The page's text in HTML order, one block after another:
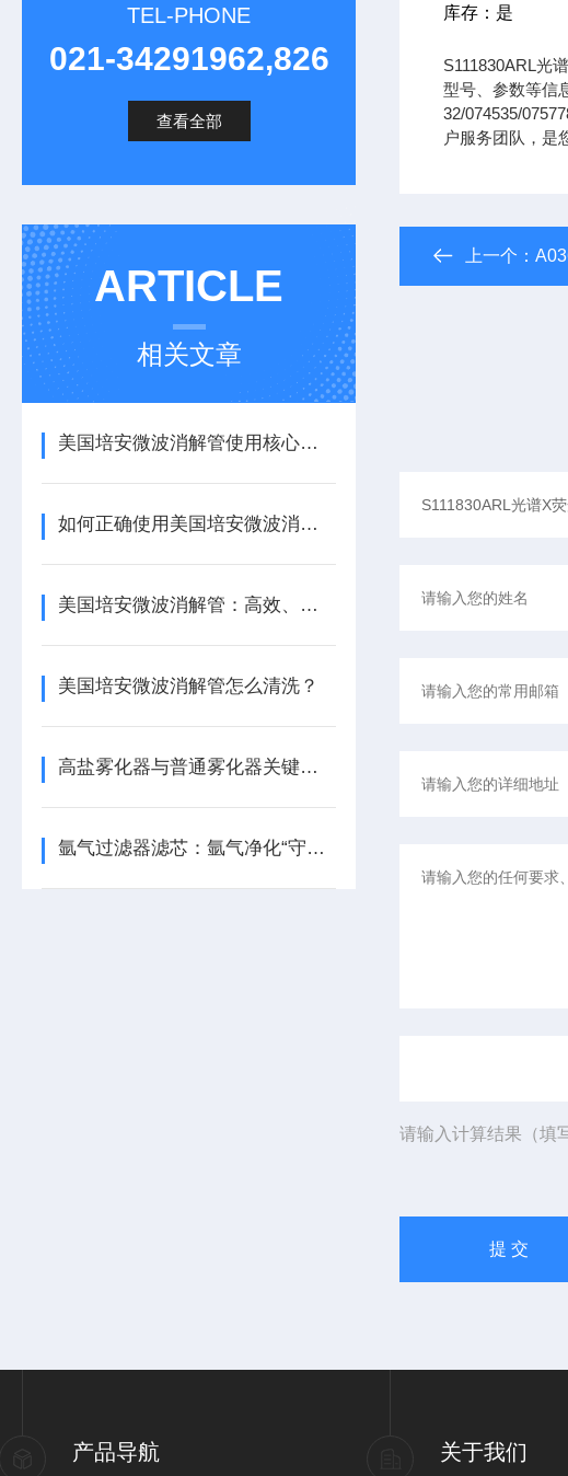
TEL-PHONE
021-34291962,826
查看全部
ARTICLE
相关文章
美国培安微波消解管使用核心注意事项
如何正确使用美国培安微波消解管进行样品消解？
美国培安微波消解管：高效、安全且环保的样品前处理解决方案
美国培安微波消解管怎么清洗？
高盐雾化器与普通雾化器关键差异解析
氩气过滤器滤芯：氩气净化“守门人”，保障精密工艺品质
库存：是
S111830ARL光
型号、参数等信
32/074535/
户服务团队，是
上一个：
请输入计算结果（填
产品导航 关于我们